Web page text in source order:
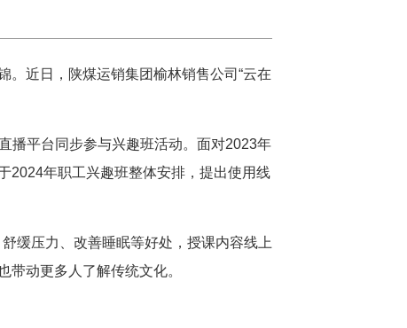
郭顶
。近日，陕煤运销集团榆林销售公司“云在
播平台同步参与兴趣班活动。面对2023年
2024年职工兴趣班整体安排，提出使用线
缓压力、改善睡眠等好处，授课内容线上
带动更多人了解传统文化。